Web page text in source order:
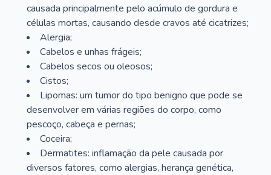
causada principalmente pelo acúmulo de gordura e
células mortas, causando desde cravos até cicatrizes;
Alergia;
Cabelos e unhas frágeis;
Cabelos secos ou oleosos;
Cistos;
Lipomas: um tumor do tipo benigno que pode se
desenvolver em várias regiões do corpo, como
pescoço, cabeça e pernas;
Coceira;
Dermatites: inflamação da pele causada por
diversos fatores, como alergias, herança genética,